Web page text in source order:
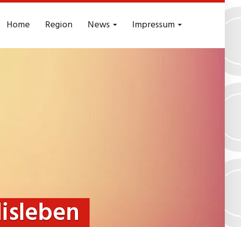
Home Region News Impressum